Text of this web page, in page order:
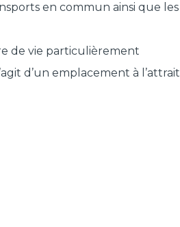
en commun ainsi que les
de vie particulièrement
d’un emplacement à l’attrait